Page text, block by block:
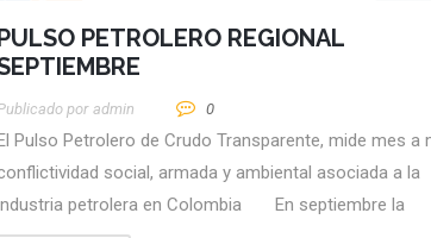
PETROLERO REGIONAL
por Admin 0
Pulso Petrolero de Crudo Transparente, mide mes a
social, armada y ambiental asociada a la
petrolera en Colombia En septiembre la